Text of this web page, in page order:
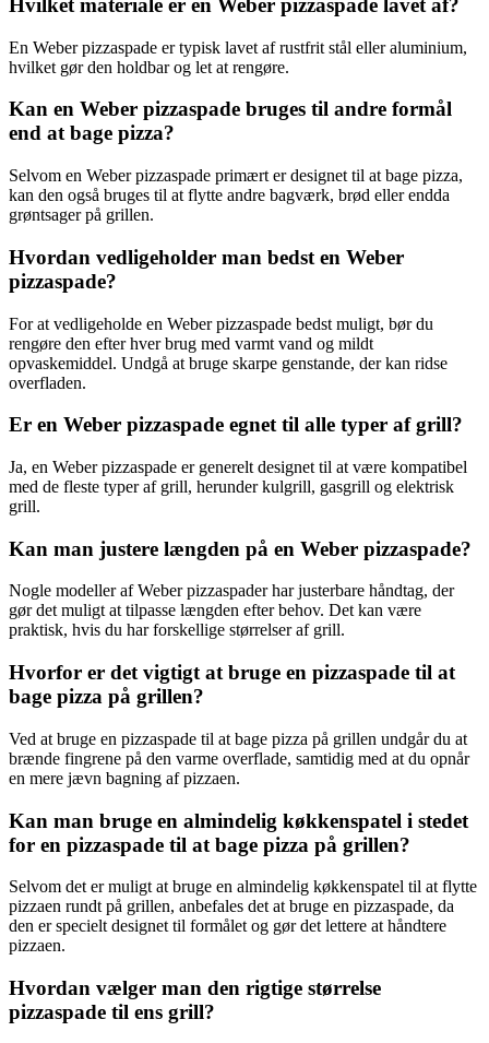
Hvilket materiale er en Weber pizzaspade lavet af?
En Weber pizzaspade er typisk lavet af rustfrit stål eller aluminium,
hvilket gør den holdbar og let at rengøre.
Kan en Weber pizzaspade bruges til andre formål
end at bage pizza?
Selvom en Weber pizzaspade primært er designet til at bage pizza,
kan den også bruges til at flytte andre bagværk, brød eller endda
grøntsager på grillen.
Hvordan vedligeholder man bedst en Weber
pizzaspade?
For at vedligeholde en Weber pizzaspade bedst muligt, bør du
rengøre den efter hver brug med varmt vand og mildt
opvaskemiddel. Undgå at bruge skarpe genstande, der kan ridse
overfladen.
Er en Weber pizzaspade egnet til alle typer af grill?
Ja, en Weber pizzaspade er generelt designet til at være kompatibel
med de fleste typer af grill, herunder kulgrill, gasgrill og elektrisk
grill.
Kan man justere længden på en Weber pizzaspade?
Nogle modeller af Weber pizzaspader har justerbare håndtag, der
gør det muligt at tilpasse længden efter behov. Det kan være
praktisk, hvis du har forskellige størrelser af grill.
Hvorfor er det vigtigt at bruge en pizzaspade til at
bage pizza på grillen?
Ved at bruge en pizzaspade til at bage pizza på grillen undgår du at
brænde fingrene på den varme overflade, samtidig med at du opnår
en mere jævn bagning af pizzaen.
Kan man bruge en almindelig køkkenspatel i stedet
for en pizzaspade til at bage pizza på grillen?
Selvom det er muligt at bruge en almindelig køkkenspatel til at flytte
pizzaen rundt på grillen, anbefales det at bruge en pizzaspade, da
den er specielt designet til formålet og gør det lettere at håndtere
pizzaen.
Hvordan vælger man den rigtige størrelse
pizzaspade til ens grill?